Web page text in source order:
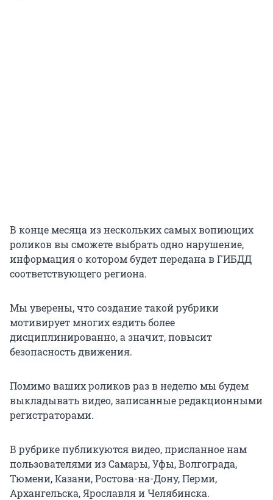
В конце месяца из нескольких самых вопиющих
роликов вы сможете выбрать одно нарушение,
информация о котором будет передана в ГИБДД
соответствующего региона.
Мы уверены, что создание такой рубрики
мотивирует многих ездить более
дисциплинированно, а значит, повысит
безопасность движения.
Помимо ваших роликов раз в неделю мы будем
выкладывать видео, записанные редакционными
регистраторами.
В рубрике публикуются видео, присланное нам
пользователями из Самары, Уфы, Волгограда,
Тюмени, Казани, Ростова-на-Дону, Перми,
Архангельска, Ярославля и Челябинска.